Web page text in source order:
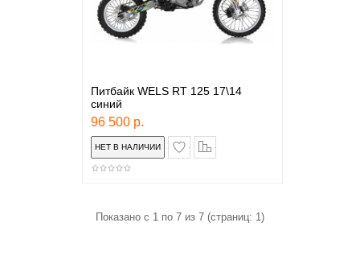
Питбайк WELS RT 125 17\14
синий
96 500 р.
в закладки
Показано с 1 по 7 из 7 (страниц: 1)